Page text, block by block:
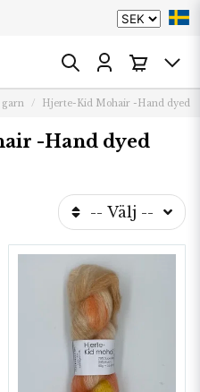
garn Hjerte-Kid Mohair -Hand dyed
-Hand dyed
-- Välj --